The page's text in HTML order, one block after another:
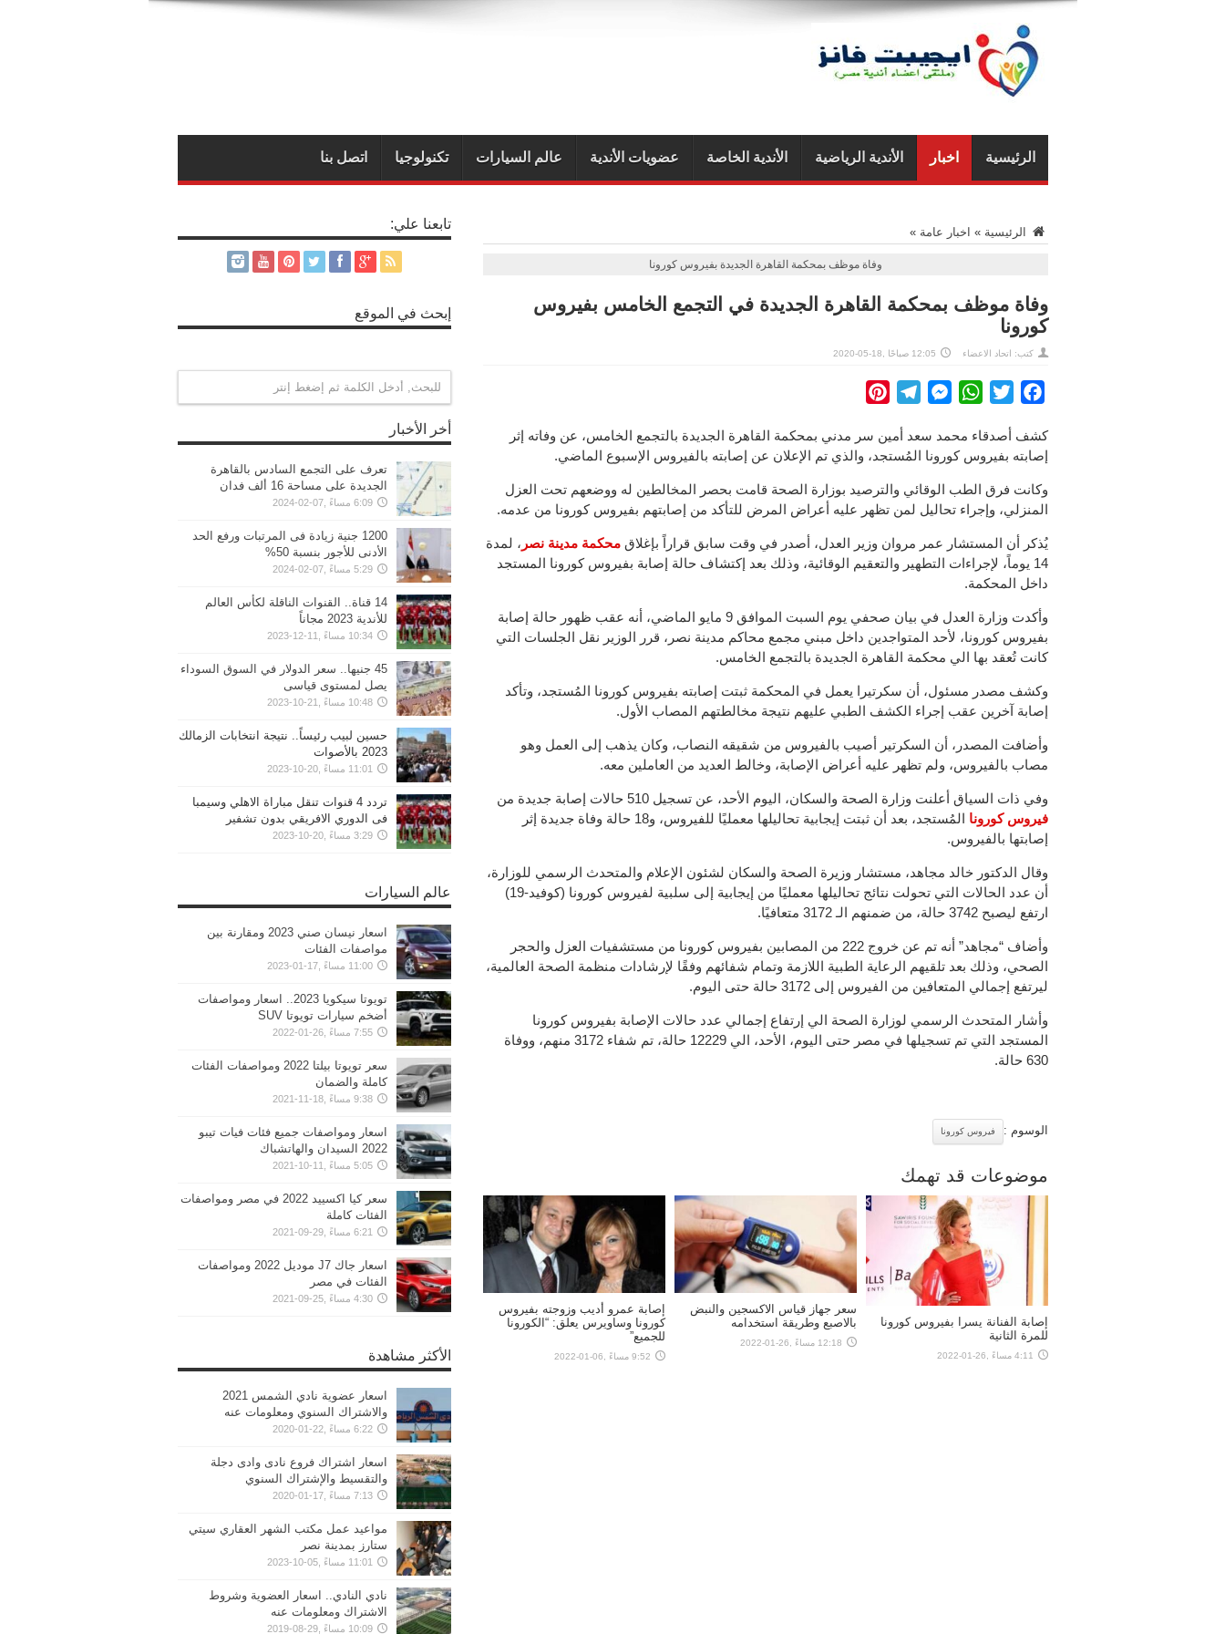
الرئيسية اخبار الأندية الرياضية الأندية الخاصة عضويات الأندية عالم السيارات تكنولوجيا اتصل بنا
الرئيسية » اخبار عامة »
وفاة موظف بمحكمة القاهرة الجديدة بفيروس كورونا
وفاة موظف بمحكمة القاهرة الجديدة في التجمع الخامس بفيروس
كورونا
كتب: اتحاد الاعضاء 12:05 صباحًا ,18-05-2020
Facebook
Twitter
WhatsApp
Messenger
Telegram
كشف أصدقاء محمد سعد أمين سر مدني بمحكمة القاهرة الجديدة بالتجمع الخامس، عن وفاته إثر
إصابته بفيروس كورونا المُستجد، والذي تم الإعلان عن إصابته بالفيروس الإسبوع الماضي.
وكانت فرق الطب الوقائي والترصيد بوزارة الصحة قامت بحصر المخالطين له ووضعهم تحت العزل
المنزلي، وإجراء تحاليل لمن تظهر عليه أعراض المرض للتأكد من إصابتهم بفيروس كورونا من عدمه.
يُذكر أن المستشار عمر مروان وزير العدل، أصدر في وقت سابق قراراً بإغلاقمحكمة مدينة نصر ، لمدة
14 يوماً، لإجراءات التطهير والتعقيم الوقائية، وذلك بعد إكتشاف حالة إصابة بفيروس كورونا المستجد
داخل المحكمة.
وأكدت وزارة العدل في بيان صحفي يوم السبت الموافق 9 مايو الماضي، أنه عقب ظهور حالة إصابة
بفيروس كورونا، لأحد المتواجدين داخل مبني مجمع محاكم مدينة نصر، قرر الوزير نقل الجلسات التي
كانت تُعقد بها الي محكمة القاهرة الجديدة بالتجمع الخامس.
وكشف مصدر مسئول، أن سكرتيرا يعمل في المحكمة ثبتت إصابته بفيروس كورونا المُستجد، وتأكد
إصابة آخرين عقب إجراء الكشف الطبي عليهم نتيجة مخالطتهم المصاب الأول.
وأضافت المصدر، أن السكرتير أصيب بالفيروس من شقيقه النصاب، وكان يذهب إلى العمل وهو
مصاب بالفيروس، ولم تظهر عليه أعراض الإصابة، وخالط العديد من العاملين معه.
وفي ذات السياق أعلنت وزارة الصحة والسكان، اليوم الأحد، عن تسجيل 510 حالات إصابة جديدة من
فيروس كورونا
المُستجد، بعد أن ثبتت إيجابية تحاليلها معمليًا للفيروس، و18 حالة وفاة جديدة إثر
إصابتها بالفيروس.
وقال الدكتور خالد مجاهد، مستشار وزيرة الصحة والسكان لشئون الإعلام والمتحدث الرسمي للوزارة،
أن عدد الحالات التي تحولت نتائج تحاليلها معمليًا من إيجابية إلى سلبية لفيروس كورونا (كوفيد-19)
ارتفع ليصبح 3742 حالة، من ضمنهم الـ 3172 متعافيًا.
وأضاف “مجاهد” أنه تم عن خروج 222 من المصابين بفيروس كورونا من مستشفيات العزل والحجر
الصحي، وذلك بعد تلقيهم الرعاية الطبية اللازمة وتمام شفائهم وفقًا لإرشادات منظمة الصحة العالمية،
ليرتفع إجمالي المتعافين من الفيروس إلى 3172 حالة حتى اليوم.
وأشار المتحدث الرسمي لوزارة الصحة الي إرتفاع إجمالي عدد حالات الإصابة بفيروس كورونا
المستجد التي تم تسجيلها في مصر حتى اليوم، الأحد، الي 12229 حالة، تم شفاء 3172 منهم، ووفاة
630 حالة.
الوسوم : فيروس كورونا
موضوعات قد تهمك
إصابة الفنانة يسرا بفيروس كورونا
للمرة الثانية
4:11 مساءً ,26-01-2022
سعر جهاز قياس الاكسجين والنبض
بالاصبع وطريقة استخدامه
12:18 مساءً ,26-01-2022
إصابة عمرو أديب وزوجته بفيروس
كورونا وساويرس يعلق: “الكورونا
للجميع”
9:52 مساءً ,06-01-2022
تابعنا علي:
إبحث في الموقع
أخر الأخبار
تعرف على التجمع السادس بالقاهرة
الجديدة على مساحة 16 ألف فدان
6:09 مساءً ,07-02-2024
1200 جنية زيادة فى المرتبات ورفع الحد
الأدنى للأجور بنسبة 50%
5:29 مساءً ,07-02-2024
14 قناة.. القنوات الناقلة لكأس العالم
للأندية 2023 مجاناً
10:34 مساءً ,11-12-2023
45 جنيها.. سعر الدولار في السوق السوداء
يصل لمستوى قياسى
10:48 مساءً ,21-10-2023
حسين لبيب رئيساً.. نتيجة انتخابات الزمالك
2023 بالأصوات
11:01 مساءً ,20-10-2023
تردد 4 قنوات تنقل مباراة الاهلي وسيمبا
فى الدوري الافريقي بدون تشفير
3:29 مساءً ,20-10-2023
عالم السيارات
اسعار نيسان صني 2023 ومقارنة بين
مواصفات الفئات
11:00 مساءً ,17-01-2023
تويوتا سيكويا 2023.. اسعار ومواصفات
أضخم سيارات تويوتا SUV
7:55 مساءً ,26-01-2022
سعر تويوتا بيلتا 2022 ومواصفات الفئات
كاملة والضمان
9:38 مساءً ,18-11-2021
اسعار ومواصفات جميع فئات فيات تيبو
2022 السيدان والهاتشباك
5:05 مساءً ,11-10-2021
سعر كيا اكسييد 2022 في مصر ومواصفات
الفئات كاملة
6:21 مساءً ,29-09-2021
اسعار جاك J7 موديل 2022 ومواصفات
الفئات في مصر
4:30 مساءً ,25-09-2021
الأكثر مشاهدة
اسعار عضوية نادي الشمس 2021
والاشتراك السنوي ومعلومات عنه
6:22 مساءً ,22-01-2020
اسعار اشتراك فروع نادى وادى دجلة
والتقسيط والإشتراك السنوي
7:13 مساءً ,17-01-2020
مواعيد عمل مكتب الشهر العقاري سيتي
ستارز بمدينة نصر
11:01 مساءً ,05-10-2023
نادي النادي.. اسعار العضوية وشروط
الاشتراك ومعلومات عنه
10:09 مساءً ,29-08-2019